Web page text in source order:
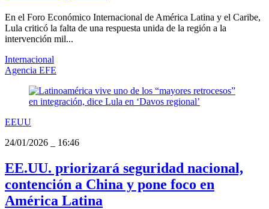
En el Foro Económico Internacional de América Latina y el Caribe,
Lula criticó la falta de una respuesta unida de la región a la
intervención mil...
Internacional
Agencia EFE
EEUU
24/01/2026
16:46
EE.UU. priorizará seguridad nacional,
contención a China y pone foco en
América Latina